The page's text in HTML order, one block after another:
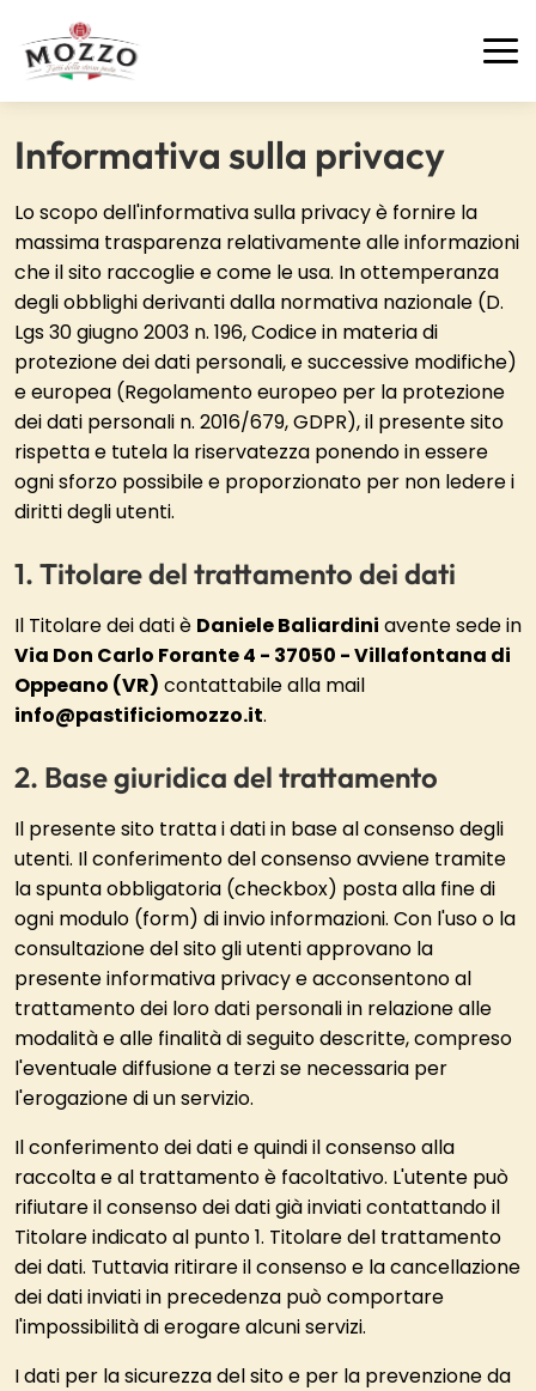
Informativa sulla privacy
Lo scopo dell'informativa sulla privacy è fornire la
massima trasparenza relativamente alle informazioni
che il sito raccoglie e come le usa. In ottemperanza
degli obblighi derivanti dalla normativa nazionale (D.
Lgs 30 giugno 2003 n. 196, Codice in materia di
protezione dei dati personali, e successive modifiche)
e europea (Regolamento europeo per la protezione
dei dati personali n. 2016/679, GDPR), il presente sito
rispetta e tutela la riservatezza ponendo in essere
ogni sforzo possibile e proporzionato per non ledere i
diritti degli utenti.
Titolare del trattamento dei dati
Il Titolare dei dati è Daniele Baliardini avente sede in
Via Don Carlo Forante 4 - 37050 - Villafontana di
Oppeano (VR) contattabile alla mail
info@pastificiomozzo.it.
Base giuridica del trattamento
Il presente sito tratta i dati in base al consenso degli
utenti. Il conferimento del consenso avviene tramite
la spunta obbligatoria (checkbox) posta alla fine di
ogni modulo (form) di invio informazioni. Con l'uso o la
consultazione del sito gli utenti approvano la
presente informativa privacy e acconsentono al
trattamento dei loro dati personali in relazione alle
modalità e alle finalità di seguito descritte, compreso
l'eventuale diffusione a terzi se necessaria per
l'erogazione di un servizio.
Il conferimento dei dati e quindi il consenso alla
raccolta e al trattamento è facoltativo. L'utente può
rifiutare il consenso dei dati già inviati contattando il
Titolare indicato al punto 1. Titolare del trattamento
dei dati. Tuttavia ritirare il consenso e la cancellazione
dei dati inviati in precedenza può comportare
l'impossibilità di erogare alcuni servizi.
I dati per la sicurezza del sito e per la prevenzione da